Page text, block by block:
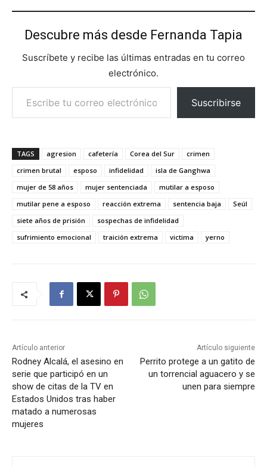
Descubre más desde Fernanda Tapia
Suscríbete y recibe las últimas entradas en tu correo
electrónico.
Escribe tu correo electrónico…
Suscribirse
TAGS agresion cafetería Corea del Sur
crimen
crimen brutal
esposo infidelidad
isla de Ganghwa
mujer de 58 años
mujer sentenciada
mutilar a esposo
mutilar pene a esposo
reacción extrema sentencia baja
Seúl
siete años de prisión
sospechas de infidelidad
sufrimiento emocional
traición extrema victima yerno
Artículo anterior
Rodney Alcalá, el asesino en
serie que participó en un
show de citas de la TV en
Estados Unidos tras haber
matado a numerosas
mujeres
Artículo siguiente
Perrito protege a un gatito de
un torrencial aguacero y se
unen para siempre